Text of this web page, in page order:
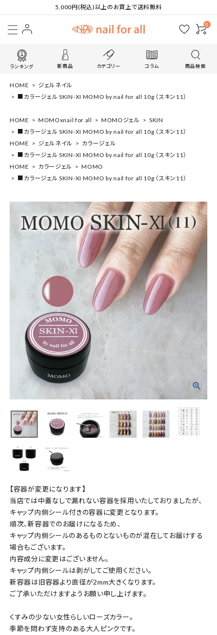
5,000円(税込)以上のお買上で送料無料
0
ランキング 新商品 カテゴリー コラム 商品検索
HOME
ジェルネイル
■カラージェル SKIN-XI MOMO by nail for all 10g （スキン11）
HOME MOMOxnail for all MOMOジェル
SKIN
■カラージェル SKIN-XI MOMO by nail for all 10g （スキン11）
HOME
ジェルネイル
カラージェル
■カラージェル SKIN-XI MOMO by nail for all 10g （スキン11）
HOME
カラージェル
MOMO
■カラージェル SKIN-XI MOMO by nail for all 10g （スキン11）
【容器が変更になります】
当店では中蓋なしで漏れない容器を採用いたしておりましたが、
キャップ内側シール付きの容器に変更となります。
順次、新容器でのお届けになるため、
キャップ内側シールのあるものとないものが混在してお届けする
場合もございます。
内容成分に変更はございません。
キャップ内側シールは剥がしてご使用ください。
新容器は旧容器より直径が2mm大きくなります。
ご了承いただけますようお願い申し上げます。
くすみの少ない女性らしいローズカラー。
季節を問わず支持のある大人ピンクです。